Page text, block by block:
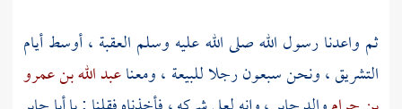
ثم واعدنا رسول الله صلى الله عليه وسلم العقبة ، أوسط أيام
التشريق ، ونحن سبعون رجلا للبيعة ، ومعناعبد الله بن عمرو